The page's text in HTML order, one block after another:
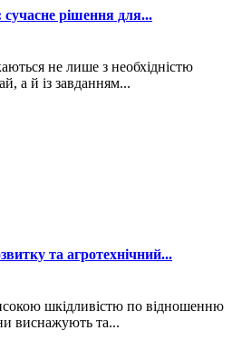
рішення для...
не лише з необхідністю
а й із завданням...
та агротехнічний...
шкідливістю по відношенню
виснажують та...